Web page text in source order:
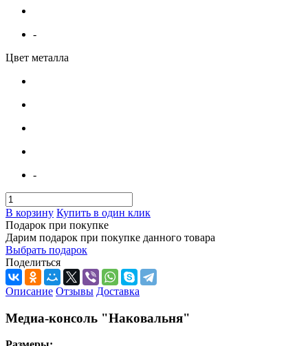
-
Цвет металла
-
В корзину Купить в один клик
Подарок при покупке
Дарим подарок при покупке данного товара
Выбрать подарок
Поделиться
Описание Отзывы Доставка
Медиа-консоль "Наковальня"